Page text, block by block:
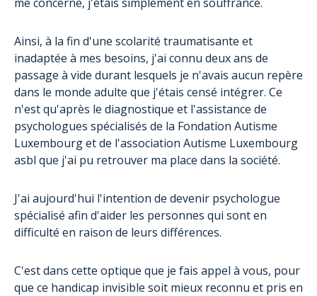
Ainsi, à la fin d'une scolarité traumatisante et
inadaptée à mes besoins, j'ai connu deux ans de
passage à vide durant lesquels je n'avais aucun repère
dans le monde adulte que j'étais censé intégrer. Ce
n'est qu'après le diagnostique et l'assistance de
psychologues spécialisés de la Fondation Autisme
Luxembourg et de l'association Autisme Luxembourg
asbl que j'ai pu retrouver ma place dans la société.
J'ai aujourd'hui l'intention de devenir psychologue
spécialisé afin d'aider les personnes qui sont en
difficulté en raison de leurs différences.
C'est dans cette optique que je fais appel à vous, pour
que ce handicap invisible soit mieux reconnu et pris en